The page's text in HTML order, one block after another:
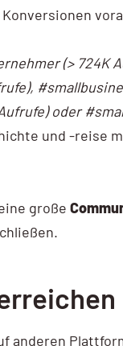
(> 724K
oder
und -reise
große
anderen